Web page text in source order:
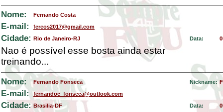
Nome: Fernando Costa
E-mail: fercos2017@gmail.com
Cidade: Rio de Janeiro-RJ Data:
Nao é possível esse bosta ainda estar
treinando...
Nome: Fernando Fonseca Nickname:
E-mail: fernandoc_fonseca@outlook.com
Cidade: Brasilia-DF Data: